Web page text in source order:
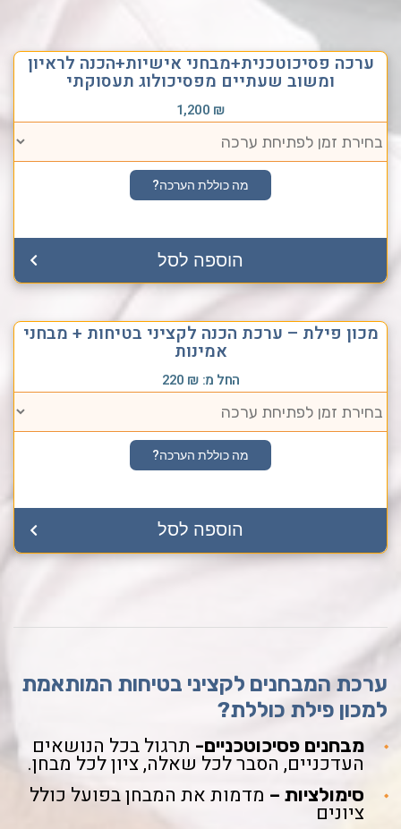
ערכה פסיכוטכנית+מבחני אישיות+הכנה לראיון
ומשוב שעתיים מפסיכולוג תעסוקתי
1,200 ₪
הוספה לסל
מה כוללת הערכה?
מכון פילת – ערכת הכנה לקציני בטיחות + מבחני
אמינות
החל מ: 220 ₪
הוספה לסל
מה כוללת הערכה?
ערכת המבחנים לקציני בטיחות המותאמת
למכון פילת כוללת?
מבחנים פסיכוטכניים- תרגול בכל הנושאים
העדכניים, הסבר לכל שאלה, ציון לכל מבחן.
סימולציות – מדמות את המבחן בפועל כולל
ציונים